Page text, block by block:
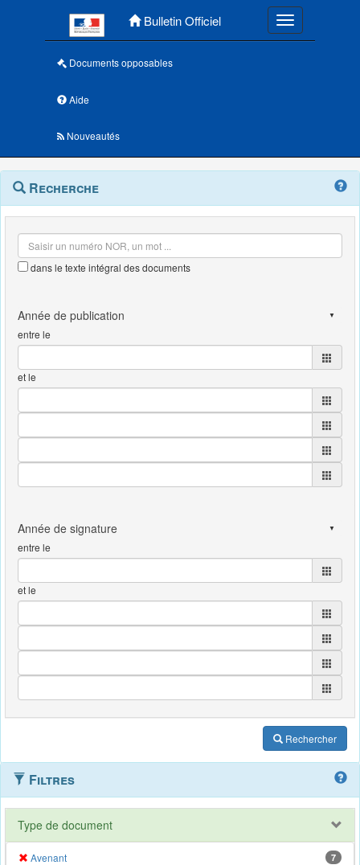
Bulletin Officiel Toggle
Documents opposables
Aide
Nouveautés
Navigation
outils
Menu
contextuel
Recherche
dans le texte intégral des documents
entre le
et le
entre le
et le
Rechercher
Filtres
Type de document
Avenant 7